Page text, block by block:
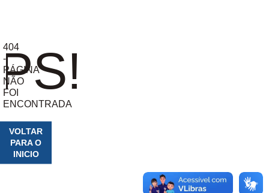
404
-
PÁGINA
NÃO
FOI
ENCONTRADA
VOLTAR
PARA O
INICIO